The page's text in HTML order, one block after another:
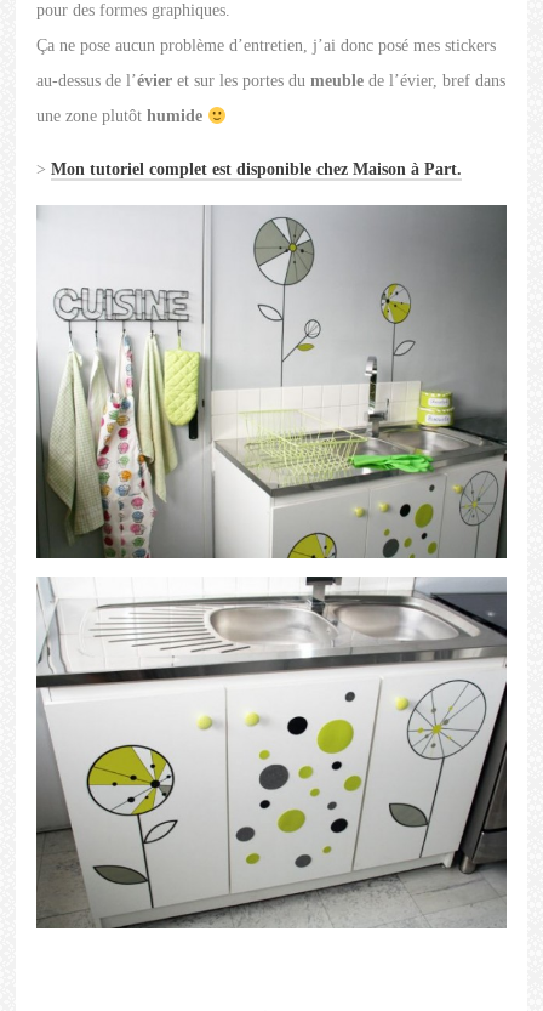
pour des formes graphiques.
Ça ne pose aucun problème d’entretien, j’ai donc posé mes stickers
au-dessus de l’évier et sur les portes dumeuble de l’évier, bref dans
une zone plutôthumide
>Mon tutoriel complet est disponible chez Maison à Part.